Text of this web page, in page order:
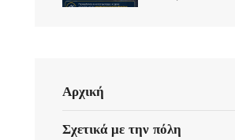
Αρχική
Σχετικά με την πόλη